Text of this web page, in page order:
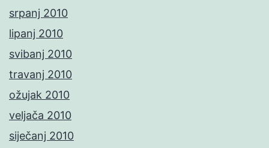
srpanj 2010
lipanj 2010
svibanj 2010
travanj 2010
ožujak 2010
veljača 2010
siječanj 2010